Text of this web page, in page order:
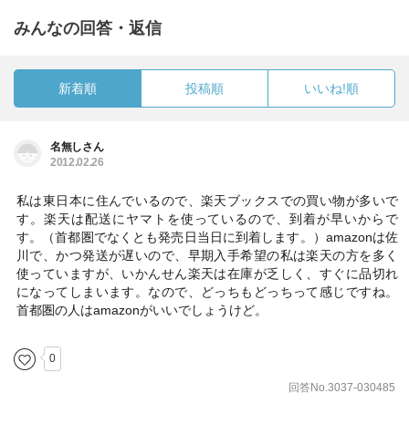
みんなの回答・返信
新着順 投稿順 いいね!順
名無しさん
2012.02.26
私は東日本に住んでいるので、楽天ブックスでの買い物が多いで
す。楽天は配送にヤマトを使っているので、到着が早いからで
す。（首都圏でなくとも発売日当日に到着します。）amazonは佐
川で、かつ発送が遅いので、早期入手希望の私は楽天の方を多く
使っていますが、いかんせん楽天は在庫が乏しく、すぐに品切れ
になってしまいます。なので、どっちもどっちって感じですね。
首都圏の人はamazonがいいでしょうけど。
0
回答No.3037-030485